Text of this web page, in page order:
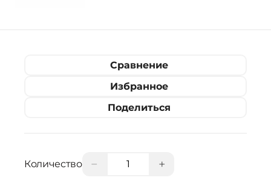
Сравнение
Избранное
Поделиться
Количество − +